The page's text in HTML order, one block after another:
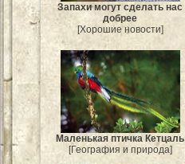
Запахи могут сделать нас
добрее
[Хорошие новости]
Маленькая птичка Кетцаль
[География и природа]